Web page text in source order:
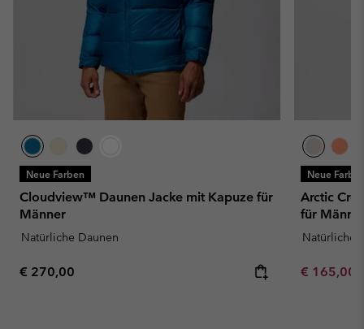
Neue Farben
Cloudview™ Daunen Jacke mit Kapuze für
Männer
Natürliche Daunen
Regular price:
€ 270,00
Neue
Arctic
für
Natürliche
Minimum
€ 165,00